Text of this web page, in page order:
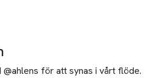
@ahlens för att synas i vårt flöde.